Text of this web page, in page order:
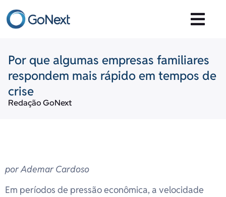
Por que algumas empresas familiares
respondem mais rápido em tempos de
crise
Redação GoNext
por Ademar Cardoso
Em períodos de pressão econômica, a velocidade